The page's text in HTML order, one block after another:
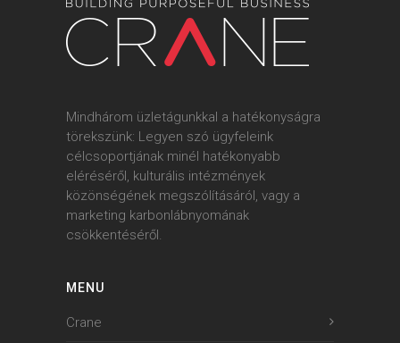
Mindhárom üzletágunkkal a hatékonyságra
törekszünk: Legyen szó ügyfeleink
célcsoportjának minél hatékonyabb
eléréséről, kulturális intézmények
közönségének megszólításáról, vagy a
marketing karbonlábnyomának
csökkentéséről.
MENU
Crane